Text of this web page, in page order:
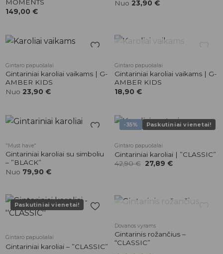
MOMENTS
149,00 €
Nuo 23,90 €
patikusios
prekės
Gintaro papuošalai
Gintariniai karoliai vaikams | G-
AMBER KIDS
Nuo 23,90 €
patikusios
prekės
Gintaro papuošalai
Gintariniai karoliai vaikams | G-
AMBER KIDS
18,90 €
patikusios
"Must have"
Gintariniai karoliai su simboliu
– ”BLACK”
Nuo 79,90 €
-35% Paskutiniai vienetai!
patikusios
Gintaro papuošalai
Gintariniai karoliai | ”CLASSIC”
42,90€ Original
price
27,89€Current
Paskutiniai vienetai!
Gintaro papuošalai
Gintariniai karoliai – ”CLASSIC”
Dovanos vyrams
Gintarinis rožančius –
“CLASSIC”